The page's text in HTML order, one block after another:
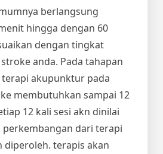
berlangsung
hingga dengan 60
dengan tingkat
anda. Pada tahapan
akupunktur pada
membutuhkan sampai 12
12 kali sesi akn dinilai
perkembangan dari terapi
diperoleh. terapis akan